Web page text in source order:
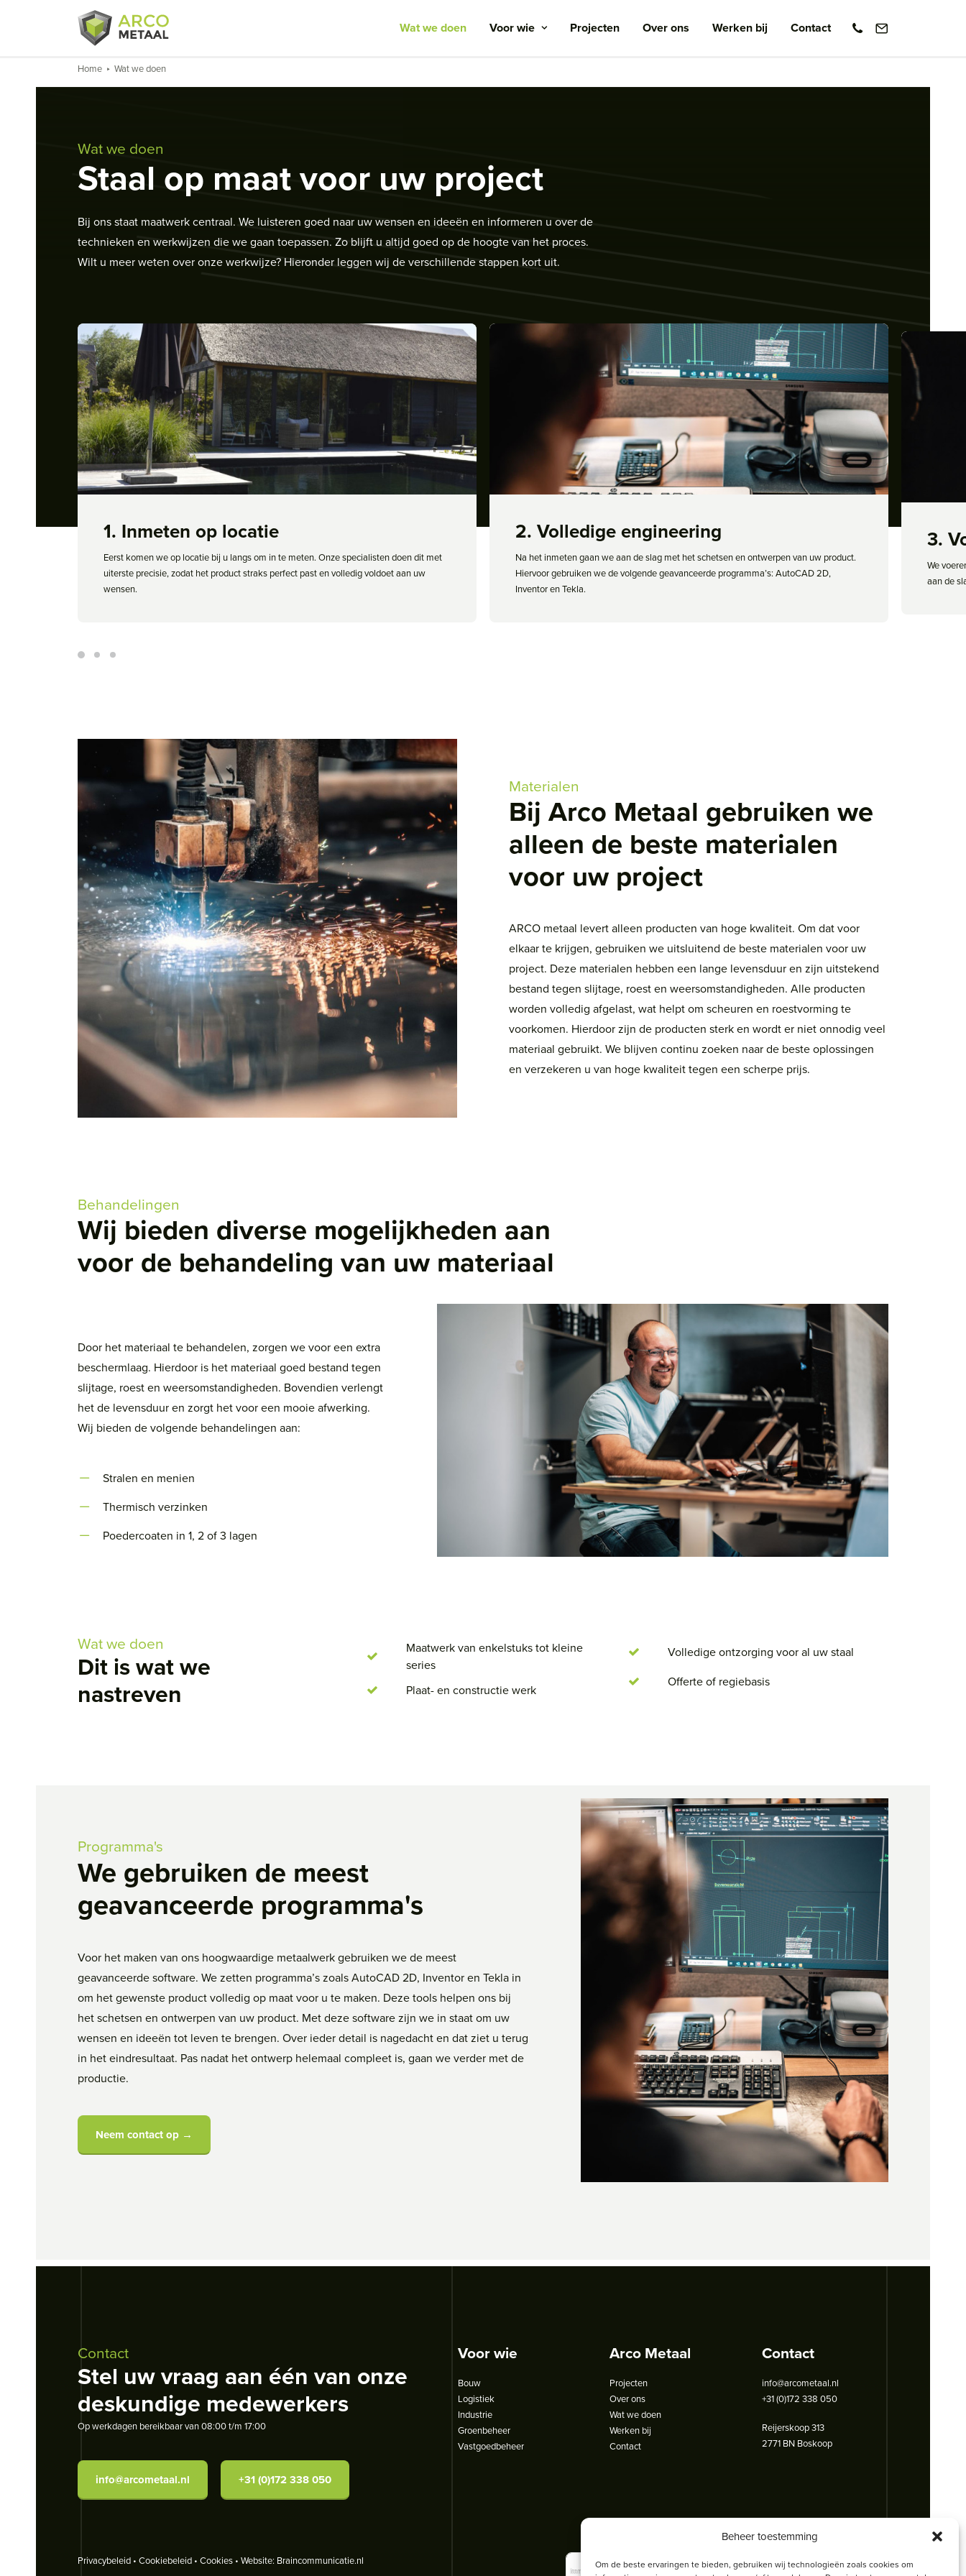
Beheer toestemming
Om de beste ervaringen te bieden, gebruiken wij technologieën zoals cookies om
Wat we doen Voor wie Projecten Over ons Werken bij Contact
Home Wat we doen
Wat we doen
Staal op maat voor uw project
Bij ons staat maatwerk centraal. We luisteren goed naar uw wensen en ideeën en informeren u over de
technieken en werkwijzen die we gaan toepassen. Zo blijft u altijd goed op de hoogte van het proces.
Wilt u meer weten over onze werkwijze? Hieronder leggen wij de verschillende stappen kort uit.
1. Inmeten op locatie
Eerst komen we op locatie bij u langs om in te meten. Onze specialisten doen dit met
uiterste precisie, zodat het product straks perfect past en volledig voldoet aan uw
wensen.
2. Volledige engineering
Na het inmeten gaan we aan de slag met het schetsen en ontwerpen van uw product.
Hiervoor gebruiken we de volgende geavanceerde programma’s: AutoCAD 2D,
Inventor en Tekla.
3.
We
aan de
Materialen
Bij Arco Metaal gebruiken we
alleen de beste materialen
voor uw project
ARCO metaal levert alleen producten van hoge kwaliteit. Om dat voor
elkaar te krijgen, gebruiken we uitsluitend de beste materialen voor uw
project. Deze materialen hebben een lange levensduur en zijn uitstekend
bestand tegen slijtage, roest en weersomstandigheden. Alle producten
worden volledig afgelast, wat helpt om scheuren en roestvorming te
voorkomen. Hierdoor zijn de producten sterk en wordt er niet onnodig veel
materiaal gebruikt. We blijven continu zoeken naar de beste oplossingen
en verzekeren u van hoge kwaliteit tegen een scherpe prijs.
Behandelingen
Wij bieden diverse mogelijkheden aan
voor de behandeling van uw materiaal
Door het materiaal te behandelen, zorgen we voor een extra
beschermlaag. Hierdoor is het materiaal goed bestand tegen
slijtage, roest en weersomstandigheden. Bovendien verlengt
het de levensduur en zorgt het voor een mooie afwerking.
Wij bieden de volgende behandelingen aan:
Stralen en menien
Thermisch verzinken
Poedercoaten in 1, 2 of 3 lagen
Wat we doen
Dit is wat we
nastreven
Maatwerk van enkelstuks tot kleine
series
Plaat- en constructie werk
Volledige ontzorging voor al uw staal
Offerte of regiebasis
Programma's
We gebruiken de meest
geavanceerde programma's
Voor het maken van ons hoogwaardige metaalwerk gebruiken we de meest
geavanceerde software. We zetten programma’s zoals AutoCAD 2D, Inventor en Tekla in
om het gewenste product volledig op maat voor u te maken. Deze tools helpen ons bij
het schetsen en ontwerpen van uw product. Met deze software zijn we in staat om uw
wensen en ideeën tot leven te brengen. Over ieder detail is nagedacht en dat ziet u terug
in het eindresultaat. Pas nadat het ontwerp helemaal compleet is, gaan we verder met de
productie.
Neem contact op →
Contact
Stel uw vraag aan één van onze
deskundige medewerkers
Op werkdagen bereikbaar van 08:00 t/m 17:00
info@arcometaal.nl +31 (0)172 338 050
Voor wie
Bouw
Logistiek
Industrie
Groenbeheer
Vastgoedbeheer
Arco Metaal
Projecten
Over ons
Wat we doen
Werken bij
Contact
Contact
info@arcometaal.nl
+31 (0)172 338 050
Reijerskoop 313
2771 BN Boskoop
Privacybeleid • Cookiebeleid • Cookies • Website: Braincommunicatie.nl